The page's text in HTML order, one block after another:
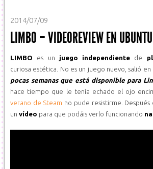
2014/07/09
LIMBO – VIDEOREVIEW EN UBUNTU
LIMBO es un juego independiente de
curiosa estética. No es un juego nuevo, salió en
pocas semanas que está disponible para
hace tiempo que le tenía echado el ojo
verano de Steam no pude resistirme.
un vídeo para que podáis verlo funcionando